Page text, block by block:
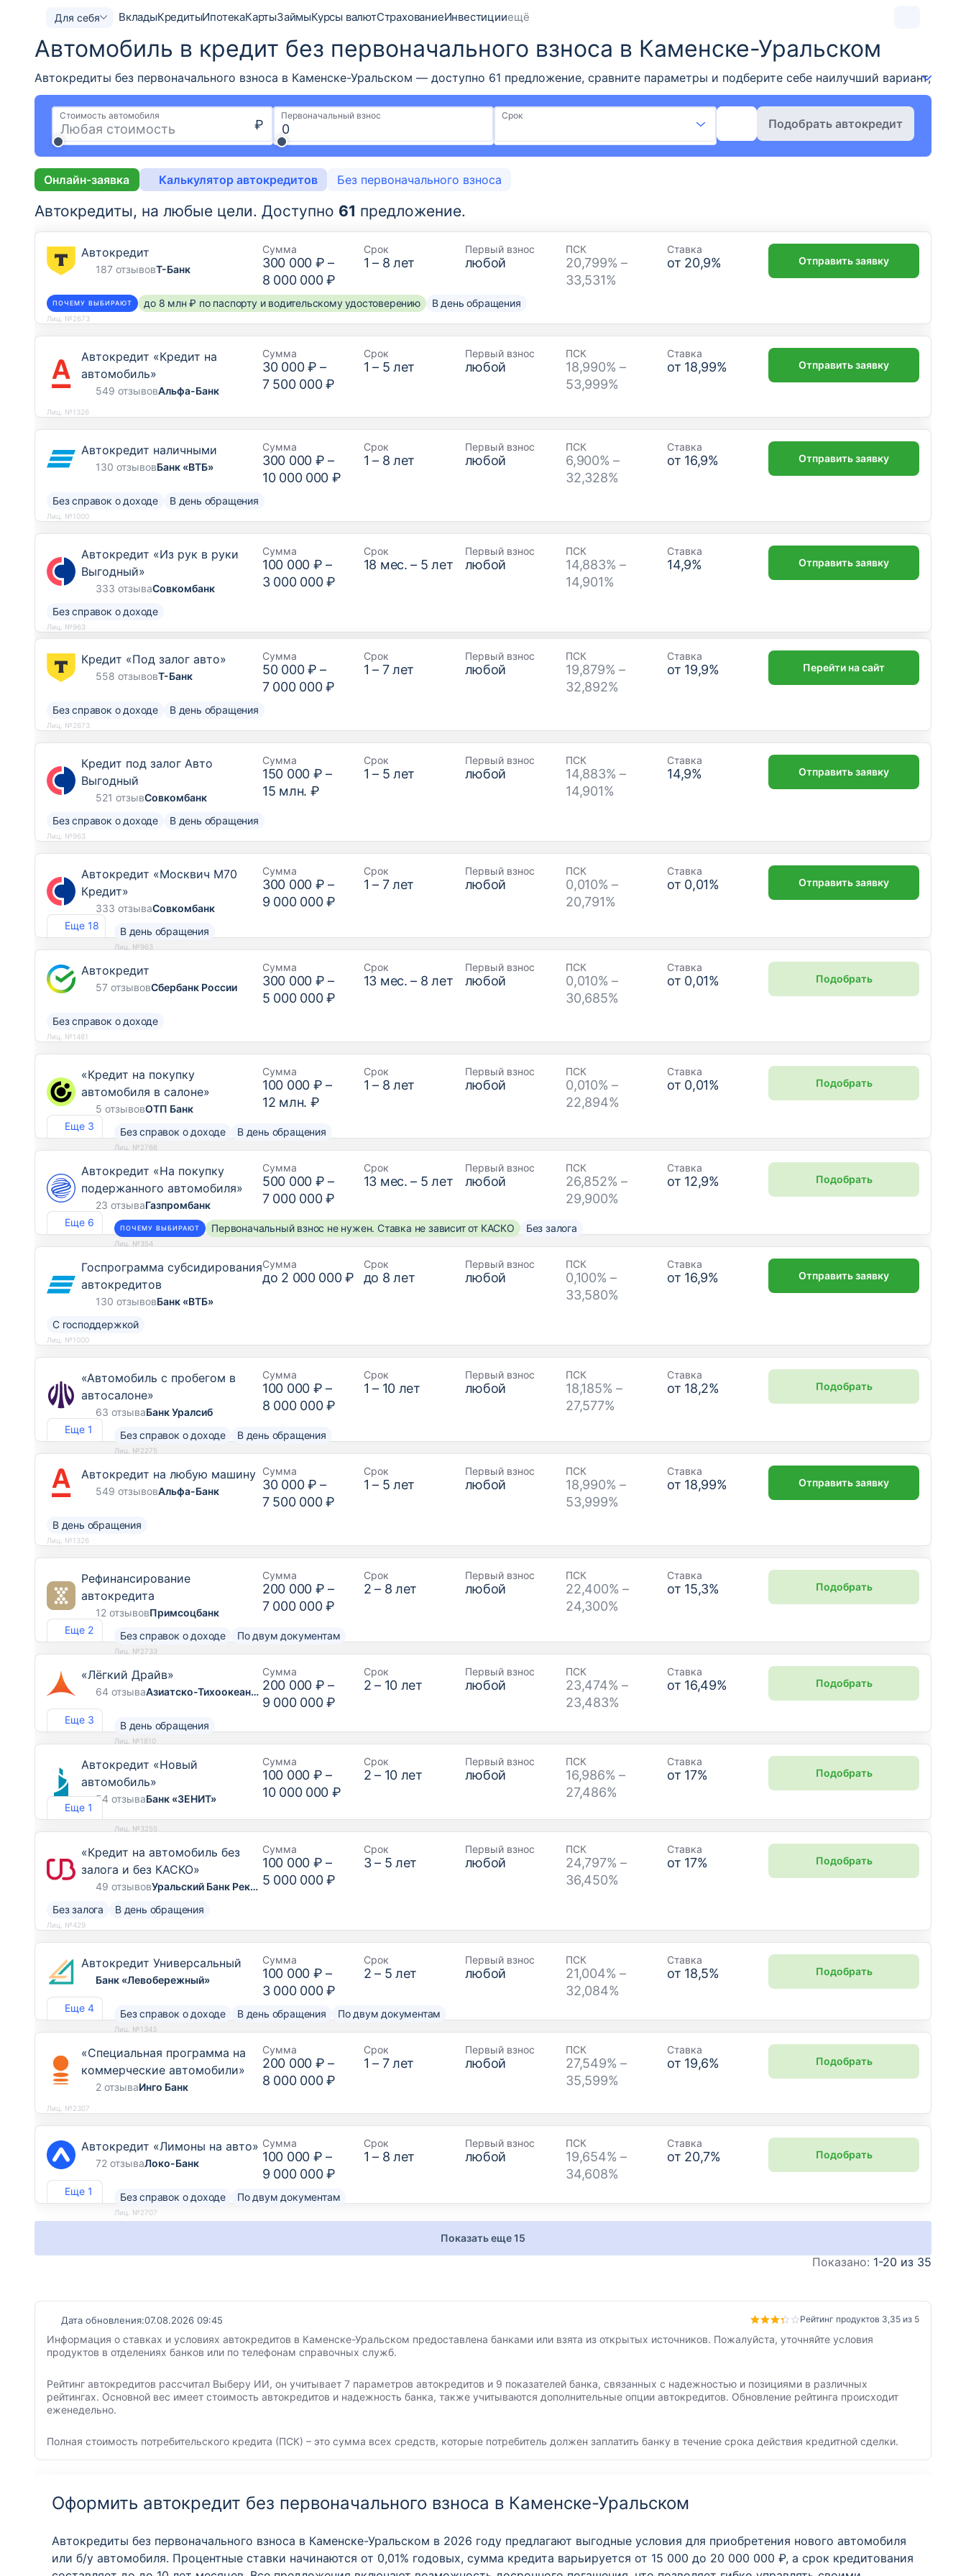
Для себя ВкладыКредитыИпотекаКартыЗаймыКурсы валютСтрахованиеИнвестицииещё
Автомобиль в кредит без первоначального взноса в Каменске-Уральском
Автокредиты без первоначального взноса в Каменске-Уральском — доступно 61 предложение, сравните параметры и подберите себе наилучший вариант,
Стоимость автомобиля
₽
Первоначальный взнос Срок
Подобрать автокредит
Онлайн-заявка Калькулятор автокредитов Без первоначального взноса
Автокредиты, на любые цели. Доступно 61 предложение.
Автокредит
187 отзывовТ-Банк
Сумма
300 000 ₽ –
8 000 000 ₽
Срок
1 – 8 лет
Первый взнос
любой
ПСК
20,799% –
33,531%
Ставка
от 20,9%
ПОЧЕМУ ВЫБИРАЮТ до 8 млн ₽ по паспорту и водительскому удостоверению В день обращения
Отправить заявку
Лиц. №2673
Автокредит «Кредит на
автомобиль»
549 отзывовАльфа-Банк
Сумма
30 000 ₽ –
7 500 000 ₽
Срок
1 – 5 лет
Первый взнос
любой
ПСК
18,990% –
53,999%
Ставка
от 18,99% Отправить заявку
Лиц. №1326
Автокредит наличными
130 отзывовБанк «ВТБ»
Сумма
300 000 ₽ –
10 000 000 ₽
Срок
1 – 8 лет
Первый взнос
любой
ПСК
6,900% –
32,328%
Ставка
от 16,9%
Без справок о доходе В день обращения
Отправить заявку
Лиц. №1000
Автокредит «Из рук в руки
Выгодный»
333 отзываСовкомбанк
Сумма
100 000 ₽ –
3 000 000 ₽
Срок
18 мес. – 5 лет
Первый взнос
любой
ПСК
14,883% –
14,901%
Ставка
14,9%
Без справок о доходе
Отправить заявку
Лиц. №963
Кредит «Под залог авто»
558 отзывовТ-Банк
Сумма
50 000 ₽ –
7 000 000 ₽
Срок
1 – 7лет
Первый взнос
любой
ПСК
19,879% –
32,892%
Ставка
от 19,9%
Без справок о доходе В день обращения
Перейти на сайт
Лиц. №2673
Кредит под залог Авто
Выгодный
521 отзывСовкомбанк
Сумма
150 000 ₽ –
15 млн. ₽
Срок
1 – 5 лет
Первый взнос
любой
ПСК
14,883% –
14,901%
Ставка
14,9%
Без справок о доходе В день обращения
Отправить заявку
Лиц. №963
Еще 18
Автокредит «Москвич М70
Кредит»
333 отзываСовкомбанк
Сумма
300 000 ₽ –
9 000 000 ₽
Срок
1 – 7лет
Первый взнос
любой
ПСК
0,010% –
20,791%
Ставка
от 0,01%
В день обращения
Отправить заявку
Лиц. №963
Автокредит
57 отзывовСбербанк России
Сумма
300 000 ₽ –
5 000 000 ₽
Срок
13 мес. – 8 лет
Первый взнос
любой
ПСК
0,010% –
30,685%
Ставка
от 0,01%
Без справок о доходе
Подобрать
Лиц. №1481
Еще 3
«Кредит на покупку
автомобиля в салоне»
5 отзывовОТП Банк
Сумма
100 000 ₽ –
12 млн. ₽
Срок
1 – 8 лет
Первый взнос
любой
ПСК
0,010% –
22,894%
Ставка
от 0,01%
Без справок о доходе В день обращения
Подобрать
Лиц. №2766
Еще 6
Автокредит «На покупку
подержанного автомобиля»
23 отзываГазпромбанк
Сумма
500 000 ₽ –
7 000 000 ₽
Срок
13 мес. – 5 лет
Первый взнос
любой
ПСК
26,852% –
29,900%
Ставка
от 12,9%
ПОЧЕМУ ВЫБИРАЮТ Первоначальный взнос не нужен. Ставка не зависит от КАСКО Без залога
Подобрать
Лиц. №354
Госпрограмма субсидирования
автокредитов
130 отзывовБанк «ВТБ»
Сумма
до 2 000 000 ₽
Срок
до 8 лет
Первый взнос
любой
ПСК
0,100% –
33,580%
Ставка
от 16,9%
С господдержкой
Отправить заявку
Лиц. №1000
Еще 1
«Автомобиль с пробегом в
автосалоне»
63 отзываБанк Уралсиб
Сумма
100 000 ₽ –
8 000 000 ₽
Срок
1 – 10 лет
Первый взнос
любой
ПСК
18,185% –
27,577%
Ставка
от 18,2%
Без справок о доходе В день обращения
Подобрать
Лиц. №2275
Автокредит на любую машину
549 отзывовАльфа-Банк
Сумма
30 000 ₽ –
7 500 000 ₽
Срок
1 – 5 лет
Первый взнос
любой
ПСК
18,990% –
53,999%
Ставка
от 18,99%
В день обращения
Отправить заявку
Лиц. №1326
Еще 2
Рефинансирование
автокредита
12 отзывовПримсоцбанк
Сумма
200 000 ₽ –
7 000 000 ₽
Срок
2 – 8 лет
Первый взнос
любой
ПСК
22,400% –
24,300%
Ставка
от 15,3%
Без справок о доходе По двум документам
Подобрать
Лиц. №2733
Еще 3
«Лёгкий Драйв»
64 отзыва Азиатско-Тихоокеанский Банк
Сумма
200 000 ₽ –
9 000 000 ₽
Срок
2 – 10 лет
Первый взнос
любой
ПСК
23,474% –
23,483%
Ставка
от 16,49%
В день обращения
Подобрать
Лиц. №1810
Еще 1
Автокредит «Новый
автомобиль»
54 отзываБанк «ЗЕНИТ»
Сумма
100 000 ₽ –
10 000 000 ₽
Срок
2 – 10 лет
Первый взнос
любой
ПСК
16,986% –
27,486%
Ставка
от 17% Подобрать
Лиц. №3255
«Кредит на автомобиль без
залога и без КАСКО»
49 отзывов Уральский Банк Реконструкции и Развития
Сумма
100 000 ₽ –
5 000 000 ₽
Срок
3– 5 лет
Первый взнос
любой
ПСК
24,797% –
36,450%
Ставка
от 17%
Без залога В день обращения
Подобрать
Лиц. №429
Еще 4
Автокредит Универсальный
Банк «Левобережный»
Сумма
100 000 ₽ –
3 000 000 ₽
Срок
2 – 5 лет
Первый взнос
любой
ПСК
21,004% –
32,084%
Ставка
от 18,5%
Без справок о доходе В день обращения По двум документам
Подобрать
Лиц. №1343
«Специальная программа на
коммерческие автомобили»
2 отзываИнго Банк
Сумма
200 000 ₽ –
8 000 000 ₽
Срок
1 – 7лет
Первый взнос
любой
ПСК
27,549% –
35,599%
Ставка
от 19,6% Подобрать
Лиц. №2307
Еще 1
Автокредит «Лимоны на авто»
72 отзываЛоко-Банк
Сумма
100 000 ₽ –
9 000 000 ₽
Срок
1 – 8 лет
Первый взнос
любой
ПСК
19,654% –
34,608%
Ставка
от 20,7%
Без справок о доходе По двум документам
Подобрать
Лиц. №2707
Показать еще 15
Показано: 1-20 из 35
Дата обновления:07.08.2026 09:45 Рейтинг продуктов 3,35 из 5
Информация о ставках и условиях автокредитов в Каменске-Уральском предоставлена банками или взята из открытых источников. Пожалуйста, уточняйте условия
продуктов в отделениях банков или по телефонам справочных служб.
Рейтинг автокредитов рассчитал Выберу ИИ, он учитывает 7 параметров автокредитов и 9 показателей банка, связанных с надежностью и позициями в различных
рейтингах. Основной вес имеет стоимость автокредитов и надежность банка, также учитываются дополнительные опции автокредитов. Обновление рейтинга происходит
еженедельно.
Полная стоимость потребительского кредита (ПСК) – это сумма всех средств, которые потребитель должен заплатить банку в течение срока действия кредитной сделки.
Оформить автокредит без первоначального взноса в Каменске-Уральском
Автокредиты без первоначального взноса в Каменске-Уральском в 2026 году предлагают выгодные условия для приобретения нового автомобиля
или б/у автомобиля. Процентные ставки начинаются от 0,01% годовых, сумма кредита варьируется от 15 000 до 20 000 000 ₽, а срок кредитования